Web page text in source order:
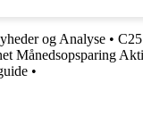
og Analyse •
Månedsopsparing
•